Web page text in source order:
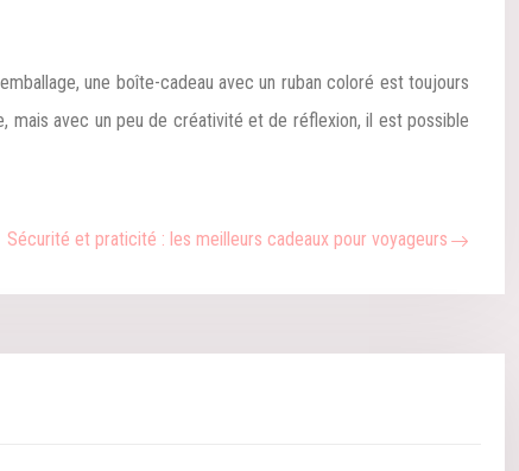
une boîte-cadeau avec un ruban coloré est toujours
mais avec un peu de créativité et de réflexion, il est possible
Sécurité et praticité : les meilleurs cadeaux pour voyageurs